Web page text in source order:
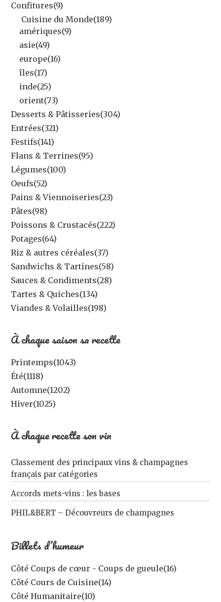
Confitures(9)
Cuisine du Monde(189)
amériques(9)
asie(49)
europe(16)
îles(17)
inde(25)
orient(73)
Desserts & Pâtisseries(304)
Entrées(321)
Festifs(141)
Flans & Terrines(95)
Légumes(100)
Oeufs(52)
Pains & Viennoiseries(23)
Pâtes(98)
Poissons & Crustacés(222)
Potages(64)
Riz & autres céréales(37)
Sandwichs & Tartines(58)
Sauces & Condiments(28)
Tartes & Quiches(134)
Viandes & Volailles(198)
À chaque saison sa recette
Printemps(1043)
Été(1118)
Automne(1202)
Hiver(1025)
À chaque recette son vin
Classement des principaux vins & champagnes
français par catégories
Accords mets-vins : les bases
PHIL&BERT – Découvreurs de champagnes
Billets d’humeur
Côté Coups de cœur - Coups de gueule(16)
Côté Cours de Cuisine(14)
Côté Humanitaire(10)